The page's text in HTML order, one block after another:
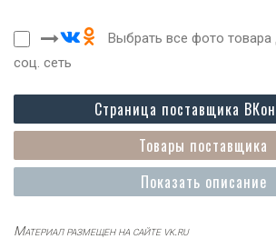
Выбрать все фото товара
соц. сеть
Показать описание
Товары поставщика
Страница поставщика
Материал размещен на сайте vk.ru